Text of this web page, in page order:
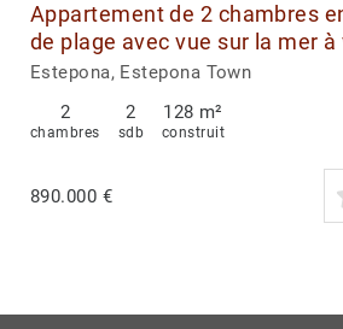
Appartement de 2 chambres
de plage avec vue sur la mer à
Estepona Ville
Estepona, Estepona Town
2
chambres
2
sdb
128 m²
construit
890.000 €